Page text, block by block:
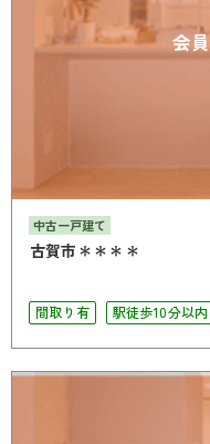
会
中古一戸建て
古賀市＊＊＊＊
間取り有
駅徒歩10分以内